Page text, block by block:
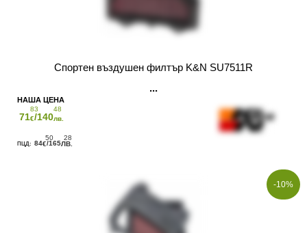
Спортен въздушен филтър K&N SU7511R
71
83
€/140
48
лв.
84
50
€/165
28
ЛВ.
-10%